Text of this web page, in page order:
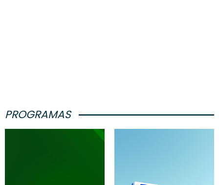
PROGRAMAS